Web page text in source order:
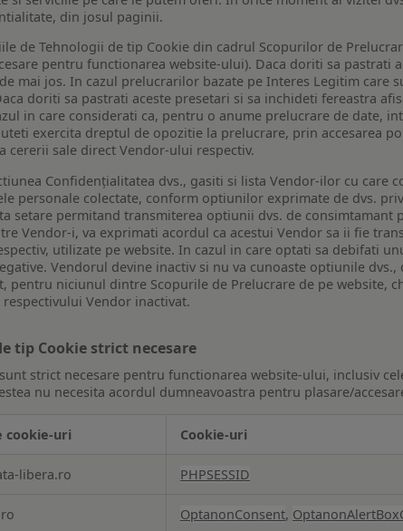
din josul paginii.
de Tehnologii de tip Cookie din cadrul Scopurilor de
pentru functionarea website-ului). Daca doriti sa pastrati
mai jos. In cazul prelucrarilor bazate pe Interes Legitim care
doriti sa pastrati aceste presetari si sa inchideti fereastra
in care considerati ca, pentru o anume prelucrare de date,
exercita dreptul de opozitie la prelucrare, prin accesarea
cererii sale direct Vendor-ului respectiv.
Confidențialitatea dvs., gasiti si lista Vendor-ilor cu
personale colectate, conform optiunilor exprimate de dvs.
setare permitand transmiterea optiunii dvs. de
Vendor-i, va exprimati acordul ca acestui Vendor sa ii fie
utilizate pe website. In cazul in care optati sa debifati
Vendorul devine inactiv si nu va cunoaste optiunile
pentru niciunul dintre Scopurile de Prelucrare de pe website,
respectivului Vendor inactivat.
tip Cookie strict necesare
strict necesare pentru functionarea website-ului, inclusiv
nu necesita acordul dumneavoastra pentru plasare/
cookie-uri Cookie-uri
libera.ro PHPSESSID
OptanonConsent,